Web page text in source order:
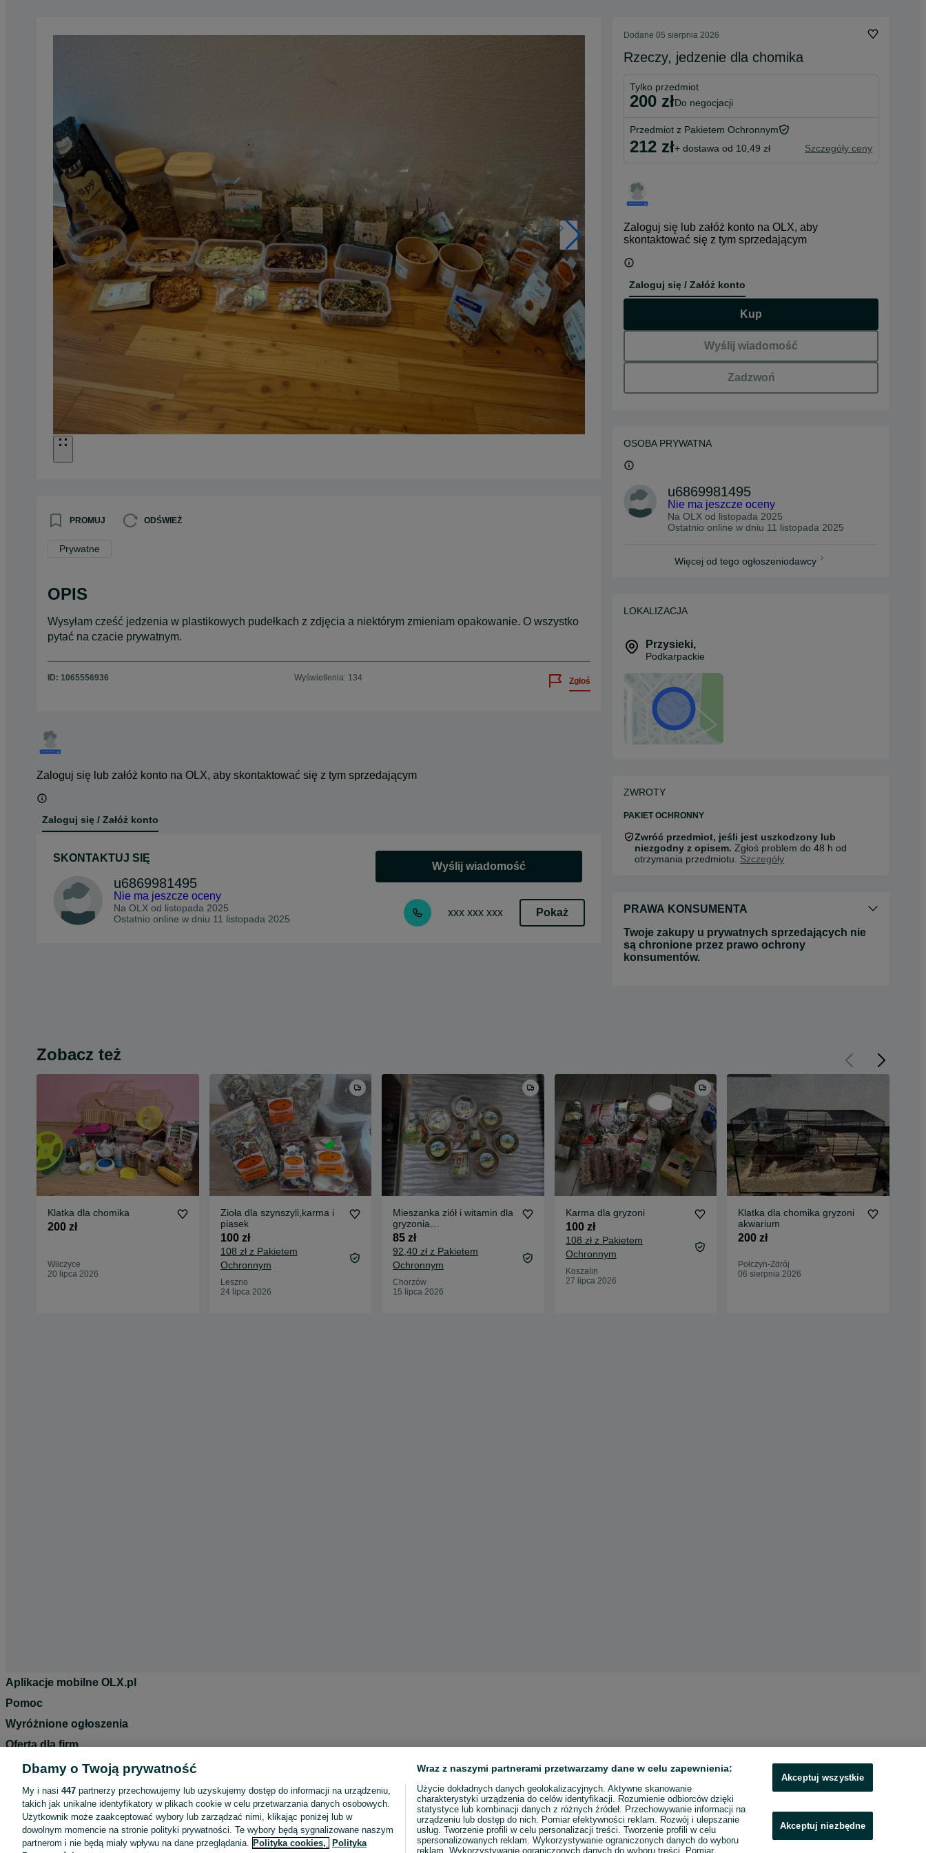
PROMUJ ODŚWIEŻ
Prywatne
OPIS
Wysyłam cześć jedzenia w plastikowych pudełkach z zdjęcia a niektórym zmieniam opakowanie. O wszystko
pytać na czacie prywatnym.
ID: 1065556936 Wyświetlenia: 134 Zgłoś
Zaloguj się lub załóż konto na OLX, aby skontaktować się z tym sprzedającym
Zaloguj się / Załóż konto
SKONTAKTUJ SIĘ
u6869981495
Nie ma jeszcze oceny
Na OLX od listopada 2025
Ostatnio online w dniu 11 listopada 2025
Wyślij wiadomość
xxx xxx xxx Pokaż
Dodane 05 sierpnia 2026
Rzeczy, jedzenie dla chomika
Tylko przedmiot
200 zł do negocjacji
Przedmiot z Pakietem Ochronnym
212 zł+ dostawa od 10,49 zł Szczegóły ceny
Zaloguj się lub załóż konto na OLX, aby
skontaktować się z tym sprzedającym
Zaloguj się / Załóż konto
Kup
Wyślij wiadomość
Zadzwoń
OSOBA PRYWATNA
u6869981495
Nie ma jeszcze oceny
Na OLX od listopada 2025
Ostatnio online w dniu 11 listopada 2025
Więcej od tego ogłoszeniodawcy
LOKALIZACJA
Przysieki,
Podkarpackie
ZWROTY
PAKIET OCHRONNY
Zwróć przedmiot, jeśli jest uszkodzony lub
niezgodny z opisem. Zgłoś problem do 48 h od
otrzymania przedmiotu. Szczegóły
PRAWA KONSUMENTA
Twoje zakupy u prywatnych sprzedających nie
są chronione przez prawo ochrony
konsumentów.
Zobacz też
Klatka dla chomika
200 zł
Wilczyce
20 lipca 2026
Zioła dla szynszyli,karma i
piasek
100 zł
108 zł z Pakietem
Ochronnym
Leszno
24 lipca 2026
Mieszanka ziół i witamin dla
gryzonia
świnki,królika,szynszyl,szcz
urka itp
85 zł
92,40 zł z Pakietem
Ochronnym
Chorzów
15 lipca 2026
Karma dla gryzoni
100 zł
108 zł z Pakietem
Ochronnym
Koszalin
27 lipca 2026
Klatka dla chomika gryzoni
akwarium
200 zł
Połczyn-Zdrój
06 sierpnia 2026
Aplikacje mobilne OLX.pl
Pomoc
Wyróżnione ogłoszenia
Oferta dla firm
Blog
Regulamin
Polityka prywatności
Reklama
Informacja o realizowanej strategii podatkowej
Dbamy o Twoją prywatność
My i nasi 447 partnerzy przechowujemy lub uzyskujemy dostęp do informacji na urządzeniu,
takich jak unikalne identyfikatory w plikach cookie w celu przetwarzania danych osobowych.
Użytkownik może zaakceptować wybory lub zarządzać nimi, klikając poniżej lub w
dowolnym momencie na stronie polityki prywatności. Te wybory będą sygnalizowane naszym
partnerom i nie będą miały wpływu na dane przeglądania. Polityka cookies,
Polityka
Wraz z naszymi partnerami przetwarzamy dane w celu zapewnienia:
Użycie dokładnych danych geolokalizacyjnych. Aktywne skanowanie
charakterystyki urządzenia do celów identyfikacji. Rozumienie odbiorców dzięki
statystyce lub kombinacji danych z różnych źródeł. Przechowywanie informacji na
urządzeniu lub dostęp do nich. Pomiar efektywności reklam. Rozwój i ulepszanie
usług. Tworzenie profili w celu personalizacji treści. Tworzenie profili w celu
spersonalizowanych reklam. Wykorzystywanie ograniczonych danych do wyboru
reklam. Wykorzystywanie ograniczonych danych do wyboru treści. Pomiar
Akceptuj wszystkie
Akceptuj niezbędne